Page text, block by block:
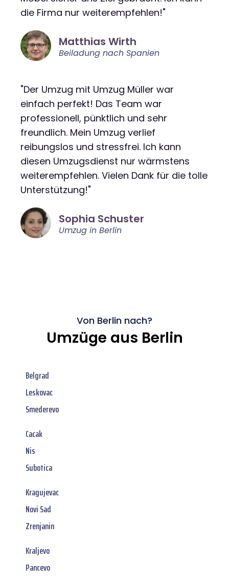
die Firma nur weiterempfehlen!"
Matthias Wirth
Beiladung nach Spanien
"Der Umzug mit Umzug Müller war
einfach perfekt! Das Team war
professionell, pünktlich und sehr
freundlich. Mein Umzug verlief
reibungslos und stressfrei. Ich kann
diesen Umzugsdienst nur wärmstens
weiterempfehlen. Vielen Dank für die tolle
Unterstützung!"
Sophia Schuster
Umzug in Berlin
Von Berlin nach?
Umzüge aus Berlin
Belgrad
Leskovac
Smederevo
Cacak
Nis
Subotica
Kragujevac
Novi Sad
Zrenjanin
Kraljevo
Pancevo